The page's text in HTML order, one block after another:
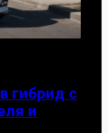
гибрид с
и